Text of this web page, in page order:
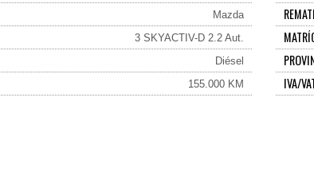
Mazda
3 SKYACTIV-D 2.2 Aut.
Diésel
155.000 KM IVA/